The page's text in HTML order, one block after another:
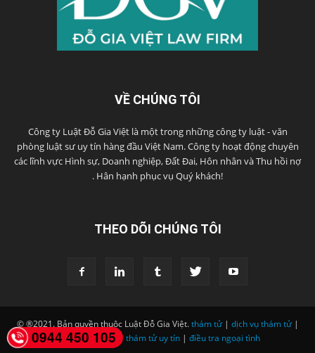
VỀ CHÚNG TÔI
Công ty Luật Đỗ Gia Việt là một trong những công ty luật - văn
phòng luật sư uy tín hàng đầu Việt Nam. Công ty hoạt động chuyên
các lĩnh vực Hình sự, Doanh nghiệp, Đất Đai, Hôn nhân và Thu hồi nợ
. Hân hạnh phục vụ Quý khách!
THEO DÕI CHÚNG TÔI
© ®2021. Bản quyền thuộc Luật Đỗ Gia Việt.thám tử| dịch vụ thám tử|
công ty thám tử | thám tử uy tín| điều tra ngoại tình
0944 450 105